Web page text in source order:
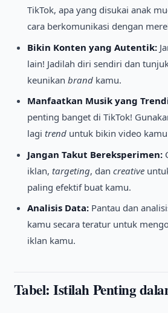
TikTok, apa yang disukai anak
cara berkomunikasi dengan
Bikin Konten yang Autentik:
lain! Jadilah diri sendiri dan
keunikan brand kamu.
Manfaatkan Musik yang
penting banget di TikTok!
lagi trend untuk bikin video
Jangan Takut Bereksperimen:
iklan, targeting, dan creative
paling efektif buat kamu.
Analisis Data: Pantau dan
kamu secara teratur untuk
iklan kamu.
Tabel: Istilah Penting